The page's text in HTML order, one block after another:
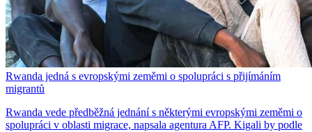
Rwanda jedná s evropskými zeměmi o spolupráci s přijímáním
migrantů
Rwanda vede předběžná jednání s některými evropskými zeměmi o
spolupráci v oblasti migrace, napsala agentura AFP. Kigali by podle